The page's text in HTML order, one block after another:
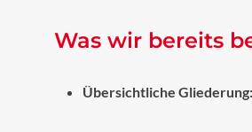
Was wir bereits
Übersichtliche Gliederung: